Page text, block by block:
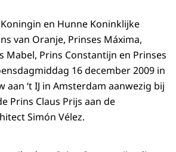
en Hunne Koninklijke
van Oranje, Prinses Máxima,
Mabel, Prins Constantijn en Prinses
16 december 2009 in
aan ‘t IJ in Amsterdam aanwezig bij
Prins Claus Prijs aan de
Simón Vélez.